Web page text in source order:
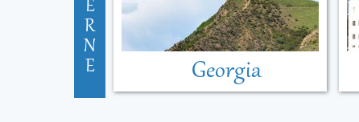
E
R
N
E
Georgia